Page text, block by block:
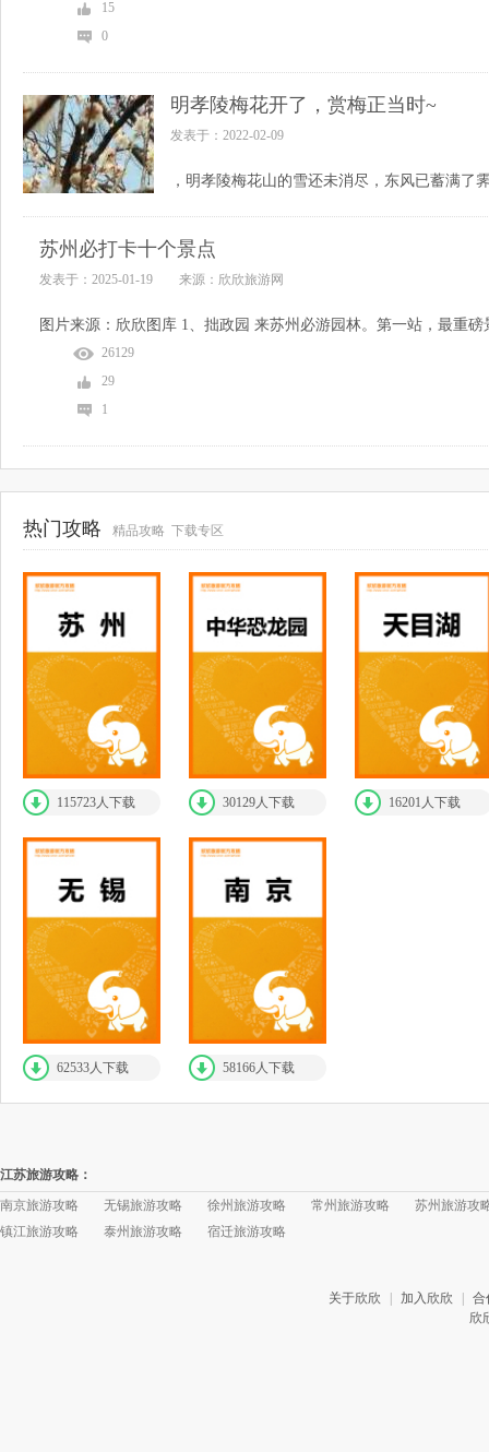
15
0
明孝陵梅花开了，赏梅正当时~
发表于：2022-02-09
苏州必打卡十个景点
发表于：2025-01-19 来源：欣欣旅游网
26129
29
1
热门攻略 精品攻略 下载专区
115723人下载 30129人下载 16201人下载
62533人下载 58166人下载
江苏旅游攻略：
南京旅游攻略
无锡旅游攻略 徐州旅游攻略 常州旅游攻略
苏州旅游攻
镇江旅游攻略
泰州旅游攻略 宿迁旅游攻略
关于欣欣 加入欣欣
合
欣